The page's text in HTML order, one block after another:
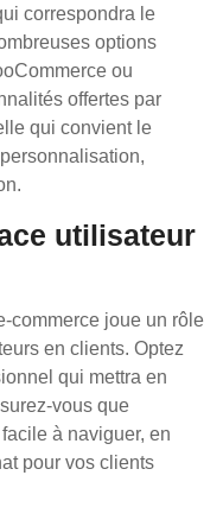
correspondra le
options
ou
offertes par
qui convient le
utilisateur
commerce joue un rôle
en clients. Optez
qui mettra en
vous que
à naviguer, en
pour vos clients